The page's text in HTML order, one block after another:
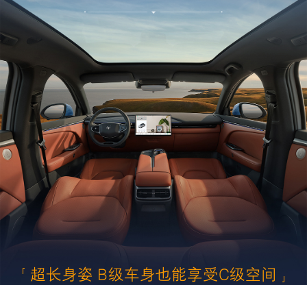
超长身姿 B级车身也能享受C级空间